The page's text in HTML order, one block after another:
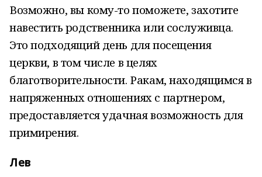
Возможно, вы кому-то поможете, захотите
навестить родственника или сослуживца.
Это подходящий день для посещения
церкви, в том числе в целях
благотворительности. Ракам, находящимся в
напряженных отношениях с партнером,
предоставляется удачная возможность для
примирения.
Лев